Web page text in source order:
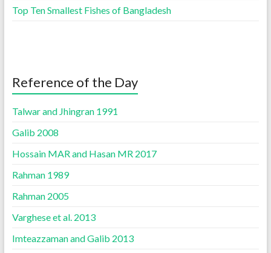
Top Ten Smallest Fishes of Bangladesh
Reference of the Day
Talwar and Jhingran 1991
Galib 2008
Hossain MAR and Hasan MR 2017
Rahman 1989
Rahman 2005
Varghese et al. 2013
Imteazzaman and Galib 2013